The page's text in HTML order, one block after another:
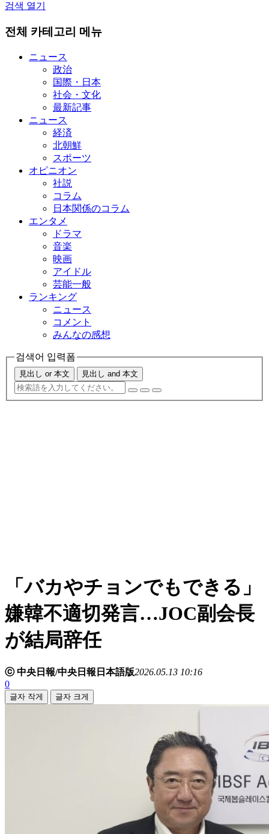
검색 열기
전체 카테고리 메뉴
ニュース
政治
国際・日本
社会・文化
最新記事
ニュース
経済
北朝鮮
スポーツ
オピニオン
社説
コラム
日本関係のコラム
エンタメ
ドラマ
音楽
映画
アイドル
芸能一般
ランキング
ニュース
コメント
みんなの感想
검색어 입력폼
見出し or 本文 見出し and 本文
「バカやチョンでもできる」
嫌韓不適切発言…JOC副会長
が結局辞任
ⓒ 中央日報/中央日報日本語版2026.05.13 10:16
0
글자 작게 글자 크게